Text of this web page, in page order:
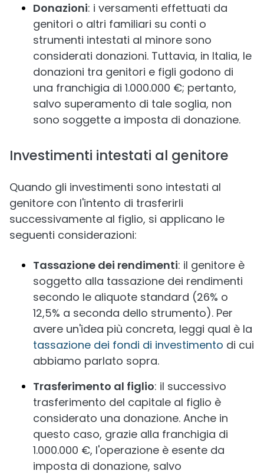
Donazioni: i versamenti effettuati da
genitori o altri familiari su conti o
strumenti intestati al minore sono
considerati donazioni. Tuttavia, in Italia, le
donazioni tra genitori e figli godono di
una franchigia di 1.000.000 €; pertanto,
salvo superamento di tale soglia, non
sono soggette a imposta di donazione.
Investimenti intestati al genitore
Quando gli investimenti sono intestati al
genitore con l'intento di trasferirli
successivamente al figlio, si applicano le
seguenti considerazioni:
Tassazione dei rendimenti: il genitore è
soggetto alla tassazione dei rendimenti
secondo le aliquote standard (26% o
12,5% a seconda dello strumento). Per
avere un'idea più concreta, leggi qual è la
tassazione dei fondi di investimento di cui
abbiamo parlato sopra.
Trasferimento al figlio: il successivo
trasferimento del capitale al figlio è
considerato una donazione. Anche in
questo caso, grazie alla franchigia di
1.000.000 €, l'operazione è esente da
imposta di donazione, salvo